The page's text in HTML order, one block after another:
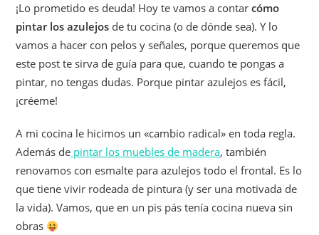
¡Lo prometido es deuda! Hoy te vamos a contarcómo
pintar los azulejos de tu cocina (o de dónde sea). Y lo
vamos a hacer con pelos y señales, porque queremos que
este post te sirva de guía para que, cuando te pongas a
pintar, no tengas dudas. Porque pintar azulejos es fácil,
¡créeme!
A mi cocina le hicimos un «cambio radical» en toda regla.
Además de pintar los muebles de madera, también
renovamos con esmalte para azulejos todo el frontal. Es lo
que tiene vivir rodeada de pintura (y ser una motivada de
la vida). Vamos, que en un pis pás tenía cocina nueva sin
obras